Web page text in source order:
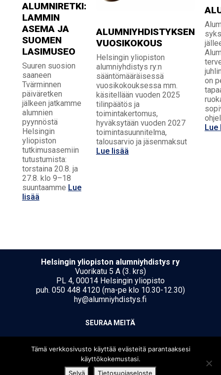
ALUMNIRETKI:
LAMMIN
ASEMA JA
SUOMEN
LASIMUSEO
Suuren suosion
saaneen
Tvärminnen
päiväretken
jälkeen jatkamme
alumnien
pyynnöstä
Helsingin
yliopiston
tutkimusasemiin
tutustumista:
torstaina 20.8. ja
27.8. klo 9–18
suuntaamme Lue
lisää
ALUMNIYHDISTYKSEN
VUOSIKOKOUS
Helsingin yliopiston
alumniyhdistys ry:n
sääntömääräisessä
vuosikokouksessa mm.
käsitellään vuoden 2025
tilinpäätös ja
toimintakertomus,
hyväksytään vuoden 2027
toimintasuunnitelma,
talousarvio ja jäsenmaksut
Lue lisää
on
Lue
Hel­sin­gin yli­opis­ton alumniyhdistys ry
Vuorikatu 5 A (3. krs)
PL 4, 00014 Helsingin yliopisto
puh. 050 448 4120 (ma-pe klo 10.30-12.30)
hy@alumniyhdistys.fi
SEU­RAA MEI­TÄ
[translate string="Copyright"]
Tämä verkkosivusto käyttää evästeitä parantaaksesi
käyttökokemustasi.
Selvä
Tietosuojaseloste